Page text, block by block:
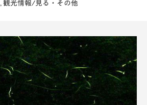
, 観光情報/見る・その他